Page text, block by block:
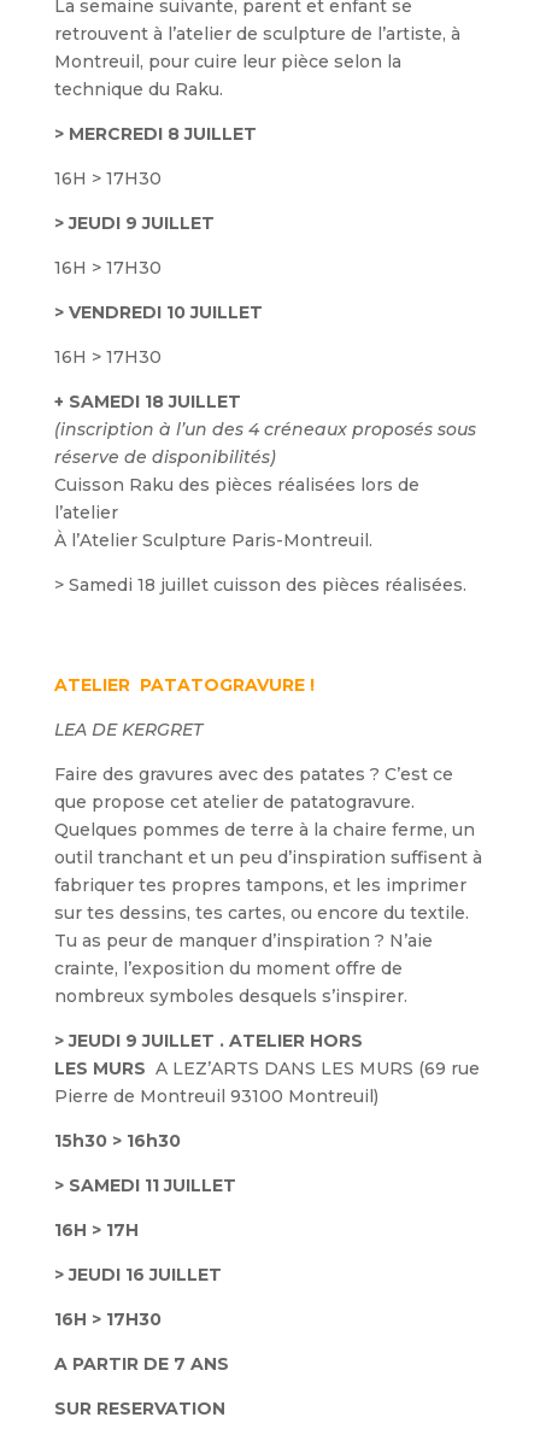
La semaine suivante, parent et enfant se
retrouvent à l’atelier de sculpture de l’artiste, à
Montreuil, pour cuire leur pièce selon la
technique du Raku.
> MERCREDI 8 JUILLET
16H > 17H30
> JEUDI 9 JUILLET
16H > 17H30
> VENDREDI 10 JUILLET
16H > 17H30
+ SAMEDI 18 JUILLET
(inscription à l’un des 4 créneaux proposés sous
réserve de disponibilités)
Cuisson Raku des pièces réalisées lors de
l’atelier
À l’Atelier Sculpture Paris-Montreuil.
> Samedi 18 juillet cuisson des pièces réalisées.
ATELIER PATATOGRAVURE !
LEA DE KERGRET
Faire des gravures avec des patates ? C’est ce
que propose cet atelier de patatogravure.
Quelques pommes de terre à la chaire ferme, un
outil tranchant et un peu d’inspiration suffisent à
fabriquer tes propres tampons, et les imprimer
sur tes dessins, tes cartes, ou encore du textile.
Tu as peur de manquer d’inspiration ? N’aie
crainte, l’exposition du moment offre de
nombreux symboles desquels s’inspirer.
> JEUDI 9 JUILLET . ATELIER HORS
LES MURS A LEZ’ARTS DANS LES MURS (69 rue
Pierre de Montreuil 93100 Montreuil)
15h30 > 16h30
> SAMEDI 11 JUILLET
16H > 17H
> JEUDI 16 JUILLET
16H > 17H30
A PARTIR DE 7 ANS
SUR RESERVATION